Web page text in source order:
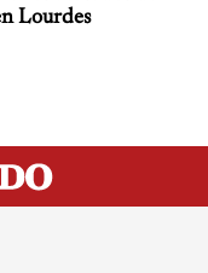
Lourdes